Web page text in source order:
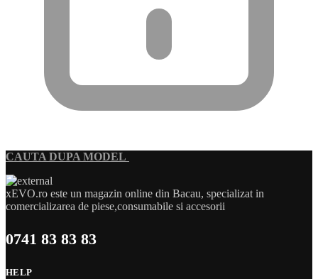
CAUTA DUPA MODEL
xEVO.ro este un magazin online din Bacau, specializat in
comercializarea de piese,consumabile si accesorii
0741 83 83 83
HELP